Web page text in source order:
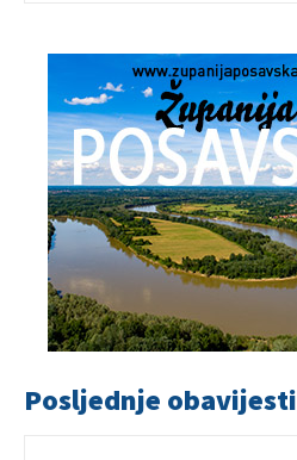
Posljednje obavijesti